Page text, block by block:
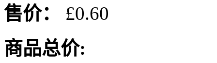
售价：
£0.60
商品总价: